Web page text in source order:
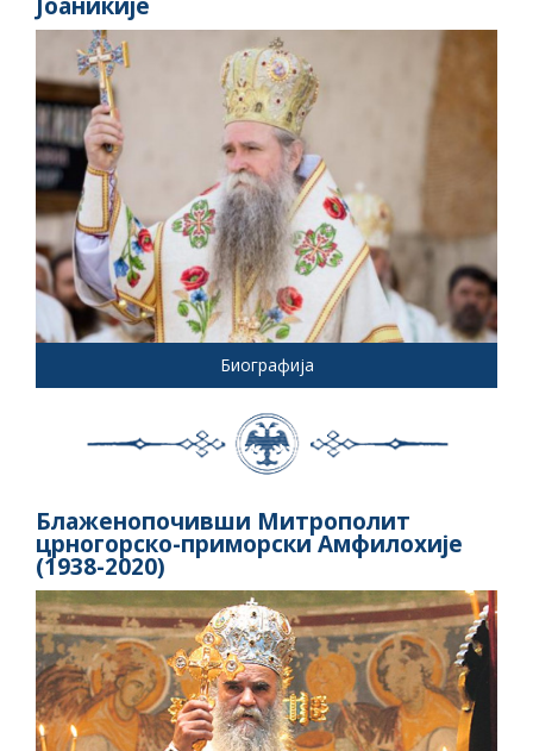
Јоаникије
Биографија
Блаженопочивши Митрополит
црногорско-приморски Амфилохије
(1938-2020)